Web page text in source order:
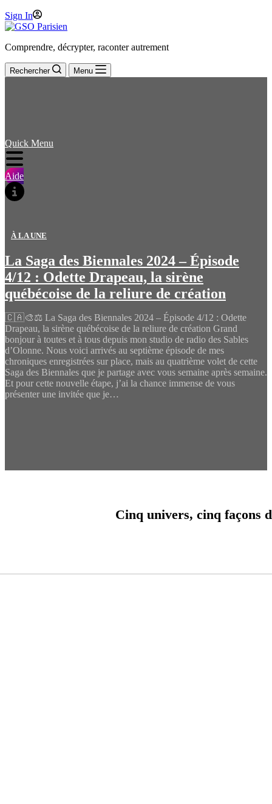
Sign In
Comprendre, décrypter, raconter autrement
Rechercher Menu
Quick Menu
Aide
À LA UNE
La Saga des Biennales 2024 – Épisode
4/12 : Odette Drapeau, la sirène
québécoise de la reliure de création
🇨🇦🎨⚖️ La Saga des Biennales 2024 – Épisode 4/12 : Odette
Drapeau, la sirène québécoise de la reliure de création Grand
bonjour à toutes et à tous depuis mon studio de radio des Sables
d’Olonne. Nous voici arrivés au septième épisode de mes
chroniques enregistrées sur place, mais au quatrième volet de cette
Saga des Biennales que je partage avec vous semaine après semaine.
Et pour cette nouvelle étape, j’ai la chance immense de vous
présenter une invitée que je…
Cinq univers, cinq façons